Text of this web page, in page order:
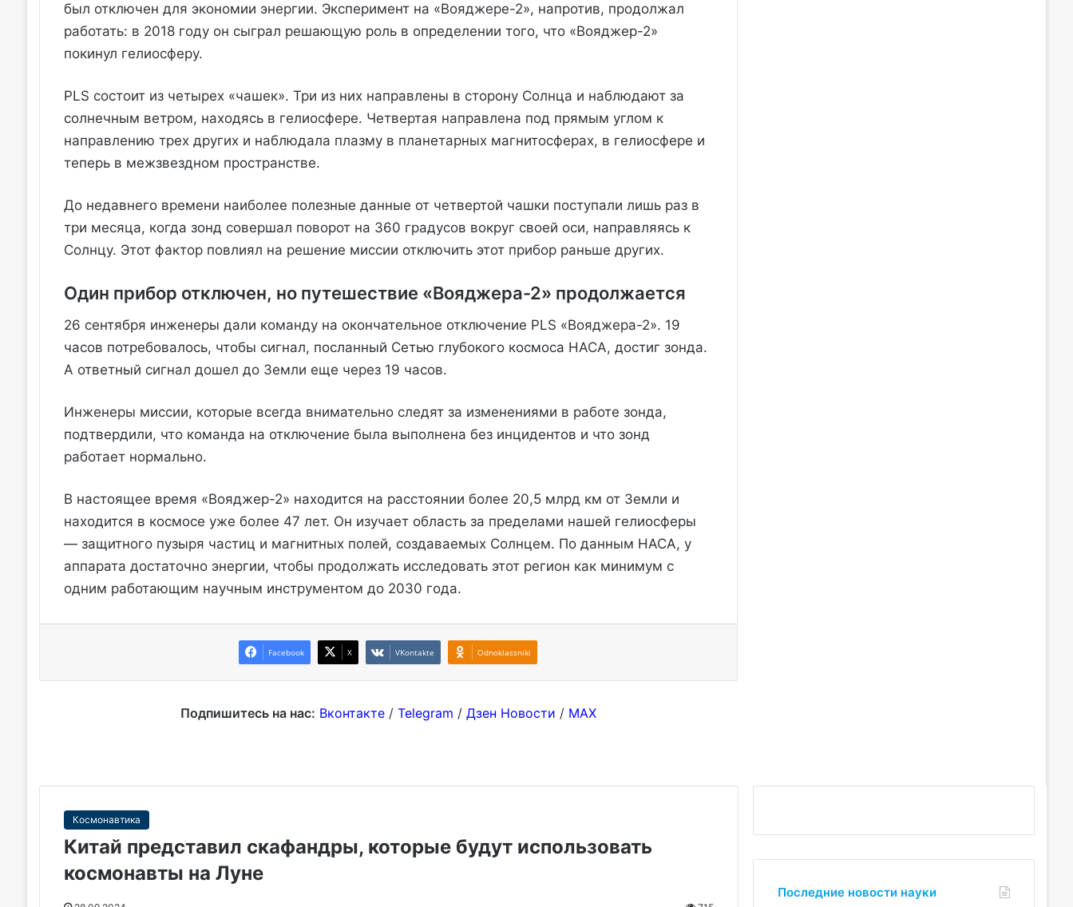
был отключен для экономии энергии. Эксперимент на «Вояджере-2», напротив, продолжал
работать: в 2018 году он сыграл решающую роль в определении того, что «Вояджер-2»
покинул гелиосферу.
PLS состоит из четырех «чашек». Три из них направлены в сторону Солнца и наблюдают за
солнечным ветром, находясь в гелиосфере. Четвертая направлена под прямым углом к
направлению трех других и наблюдала плазму в планетарных магнитосферах, в гелиосфере и
теперь в межзвездном пространстве.
До недавнего времени наиболее полезные данные от четвертой чашки поступали лишь раз в
три месяца, когда зонд совершал поворот на 360 градусов вокруг своей оси, направляясь к
Солнцу. Этот фактор повлиял на решение миссии отключить этот прибор раньше других.
Один прибор отключен, но путешествие «Вояджера-2» продолжается
26 сентября инженеры дали команду на окончательное отключение PLS «Вояджера-2». 19
часов потребовалось, чтобы сигнал, посланный Сетью глубокого космоса НАСА, достиг зонда.
А ответный сигнал дошел до Земли еще через 19 часов.
Инженеры миссии, которые всегда внимательно следят за изменениями в работе зонда,
подтвердили, что команда на отключение была выполнена без инцидентов и что зонд
работает нормально.
В настоящее время «Вояджер-2» находится на расстоянии более 20,5 млрд км от Земли и
находится в космосе уже более 47 лет. Он изучает область за пределами нашей гелиосферы
— защитного пузыря частиц и магнитных полей, создаваемых Солнцем. По данным НАСА, у
аппарата достаточно энергии, чтобы продолжать исследовать этот регион как минимум с
одним работающим научным инструментом до 2030 года.
Facebook X VKontakte Odnoklassniki
Подпишитесь на нас: Вконтакте/ Telegram / Дзен Новости / MAX